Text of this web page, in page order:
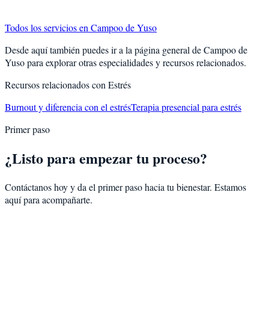
Todos los servicios en Campoo de Yuso
Desde aquí también puedes ir a la página general deCampoo de
Yusopara explorar otras especialidades y recursos relacionados.
Recursos relacionados con Estrés
Burnout y diferencia con el estrésTerapia presencial para estrés
Primer paso
¿Listo para empezar tu proceso?
Contáctanos hoy y da el primer paso hacia tu bienestar. Estamos
aquí para acompañarte.